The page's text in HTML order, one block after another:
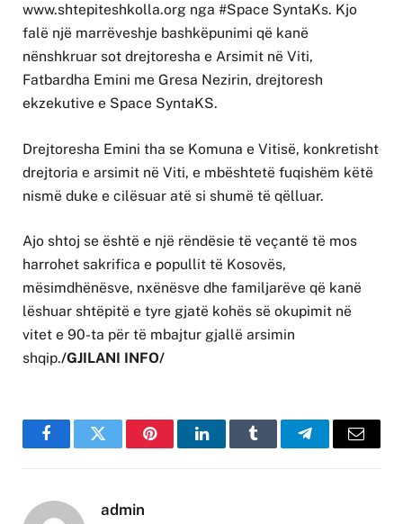
www.shtepiteshkolla.org nga #Space SyntaKs. Kjo
falë një marrëveshje bashkëpunimi që kanë
nënshkruar sot drejtoresha e Arsimit në Viti,
Fatbardha Emini me Gresa Nezirin, drejtoresh
ekzekutive e Space SyntaKS.
Drejtoresha Emini tha se Komuna e Vitisë, konkretisht
drejtoria e arsimit në Viti, e mbështetë fuqishëm këtë
nismë duke e cilësuar atë si shumë të qëlluar.
Ajo shtoj se është e një rëndësie të veçantë të mos
harrohet sakrifica e popullit të Kosovës,
mësimdhënësve, nxënësve dhe familjarëve që kanë
lëshuar shtëpitë e tyre gjatë kohës së okupimit në
vitet e 90-ta për të mbajtur gjallë arsimin
shqip./GJILANI INFO/
FacebookTwitter PinterestLinkedInTumblr TelegramEmail
admin